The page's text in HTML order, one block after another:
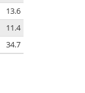
13.6
11.4
34.7